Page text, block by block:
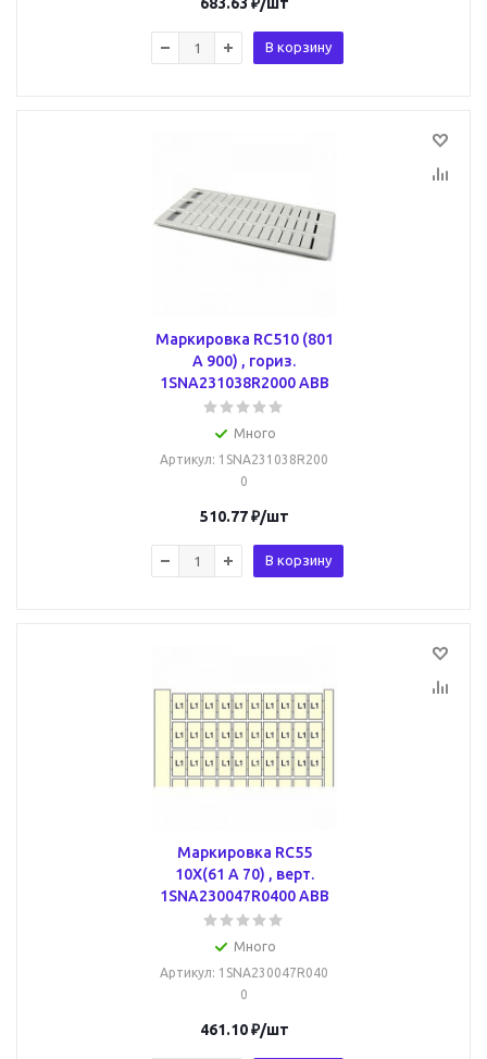
В корзину
Маркировка RC510 (801
A 900) , гориз.
1SNA231038R2000 ABB
Много
Артикул: 1SNA231038R200
0
510.77₽/шт
В корзину
Маркировка RC55
10X(61 A 70) , верт.
1SNA230047R0400 ABB
Много
Артикул: 1SNA230047R040
0
461.10₽/шт